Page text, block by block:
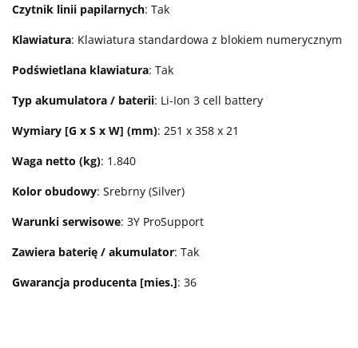
Czytnik linii papilarnych: Tak
Klawiatura: Klawiatura standardowa z blokiem numerycznym
Podświetlana klawiatura: Tak
Typ akumulatora / baterii: Li-Ion 3 cell battery
Wymiary [G x S x W] (mm): 251 x 358 x 21
Waga netto (kg): 1.840
Kolor obudowy: Srebrny (Silver)
Warunki serwisowe: 3Y ProSupport
Zawiera baterię / akumulator: Tak
Gwarancja producenta [mies.]: 36